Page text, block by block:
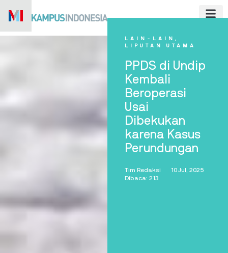
LAIN-LAIN,
LIPUTAN UTAMA
PPDS di Undip
Kembali
Beroperasi
Usai
Dibekukan
karena Kasus
Perundungan
Tim Redaksi
10 Jul, 2025
Dibaca: 213